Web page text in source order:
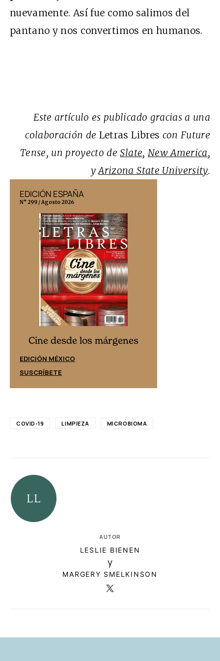
nuevamente. Así fue como salimos del
pantano y nos convertimos en humanos.
Este artículo es publicado gracias a una
colaboración de Letras Libres con Future
Tense, un proyecto deSlate, New America,
yArizona State University.
EDICIÓN ESPAÑA
N° 299 / Agosto 2026
Cine desde los márgenes
EDICIÓN MÉXICO
SUSCRÍBETE
COVID-19 LIMPIEZA MICROBIOMA
AUTOR
LESLIE BIENEN
y
MARGERY SMELKINSON